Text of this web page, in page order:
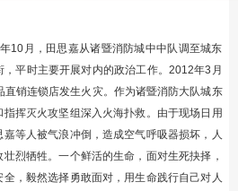
10月，田思嘉从诸暨消防城中中队调至城东
平时主要开展对内的政治工作。2012年3月
直销连锁店发生火灾。作为诸暨消防大队城东
挥灭火攻坚组深入火海扑救。由于现场日用
等人被气浪冲倒，造成空气呼吸器损坏，人
烈牺牲。一个鲜活的生命，面对生死抉择，
，毅然选择勇敢面对，用生命践行自己对人